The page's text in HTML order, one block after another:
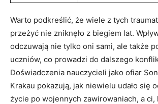
Warto podkreślić, że wiele z tych⁤
przeżyć nie zniknęło z biegiem‍ lat.
odczuwają nie tylko oni‍ sami, ale także
uczniów, co prowadzi do dalszego‍
Doświadczenia nauczycieli jako ofiar
Krakau pokazują, jak⁢ niewielu udało ⁢się
⁢życie po wojennych zawirowaniach, ⁤a ci,